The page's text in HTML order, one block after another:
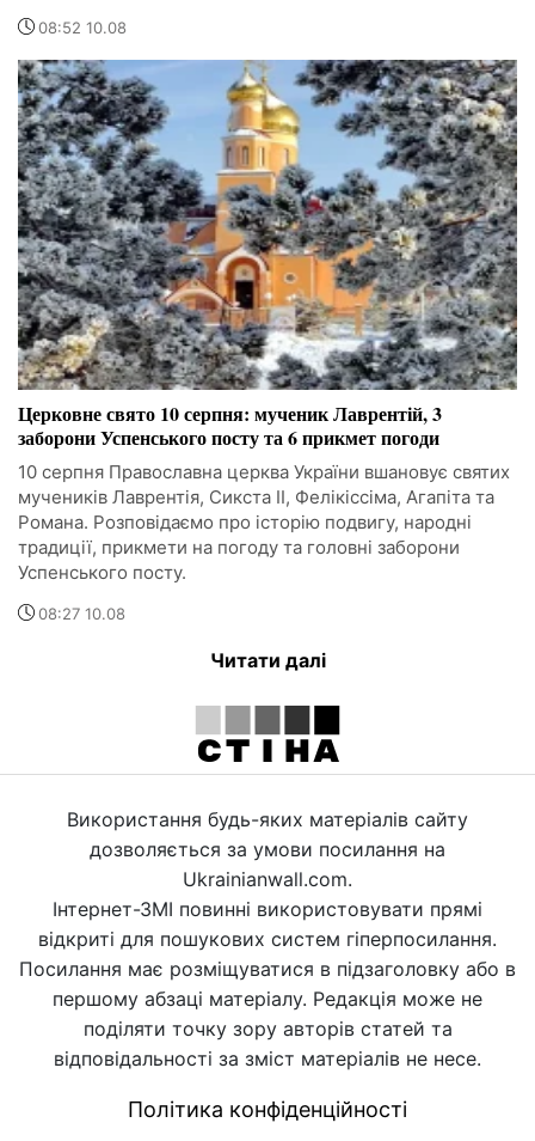
08:52 10.08
Церковне свято 10 серпня: мученик Лаврентій, 3
заборони Успенського посту та 6 прикмет погоди
10 серпня Православна церква України вшановує святих
мучеників Лаврентія, Сикста II, Фелікіссіма, Агапіта та
Романа. Розповідаємо про історію подвигу, народні
традиції, прикмети на погоду та головні заборони
Успенського посту.
08:27 10.08
Читати далі
Використання будь-яких матеріалів сайту
дозволяється за умови посилання на
Ukrainianwall.com.
Інтернет-ЗМІ повинні використовувати прямі
відкриті для пошукових систем гіперпосилання.
Посилання має розміщуватися в підзаголовку або в
першому абзаці матеріалу. Редакція може не
поділяти точку зору авторів статей та
відповідальності за зміст матеріалів не несе.
Політика конфіденційності